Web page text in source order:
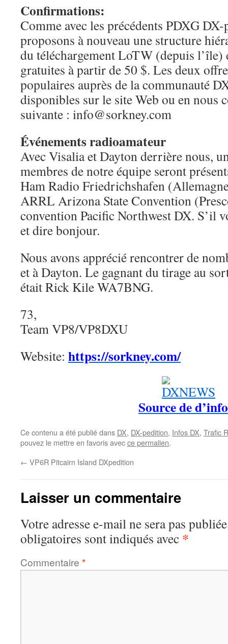
Confirmations:
Comme avec les précédents PDXG
proposons à nouveau une structure
du téléchargement LoTW (depuis l’île)
gratuites à partir de 50 $. Les deux
populaires auprès de la communauté
disponibles sur le site Web ou en nous
suivante : info@sorkney.com
Événements radioamateur
Avec Visalia et Dayton derrière nous,
membres de notre équipe seront
Ham Radio Friedrichshafen
ARRL Arizona State Convention
convention Pacific Northwest DX. S’il
et dire bonjour.
Nous avons apprécié rencontrer de
et à Dayton. Le gagnant du tirage au
était Rick Kile WA7BNG.
73,
Team VP8/VP8DXU
Website: https://sorkney.com/
Source de d’info
Ce contenu a été publié dans DX, DX-pedition, Infos DX, Trafic
pouvez le mettre en favoris avecce permalien.
← VP6R Pitcairn Island DXpedition
Laisser un commentaire
Votre adresse e-mail ne sera pas
obligatoires sont indiqués avec *
Commentaire *